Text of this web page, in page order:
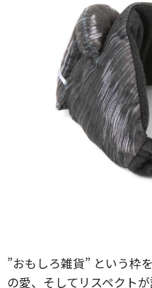
”おもしろ雑貨” という枠
の愛、そしてリスペクト